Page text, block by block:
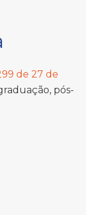
de 27 de
pós-